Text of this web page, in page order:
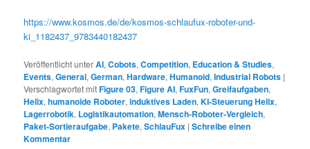
https://www.kosmos.de/de/kosmos-schlaufux-roboter-und-
ki_1182437_9783440182437
Veröffentlicht unterAI,Cobots,Competition, Education & Studies,
Events,General,German,Hardware,Humanoid,Industrial Robots |
Verschlagwortet mitFigure 03,Figure AI,FuxFun,Greifaufgaben,
Helix,humanoide Roboter,induktives Laden,KI-Steuerung Helix,
Lagerrobotik, Logistikautomation,Mensch-Roboter-Vergleich,
Paket-Sortieraufgabe, Pakete,SchlauFux |Schreibe einen
Kommentar